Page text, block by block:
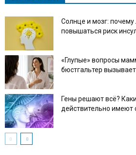
Солнце и мозг:
повышаться риск
«Глупые» вопросы
бюстгальтер вызывает
Гены решают всё?
действительно имеют